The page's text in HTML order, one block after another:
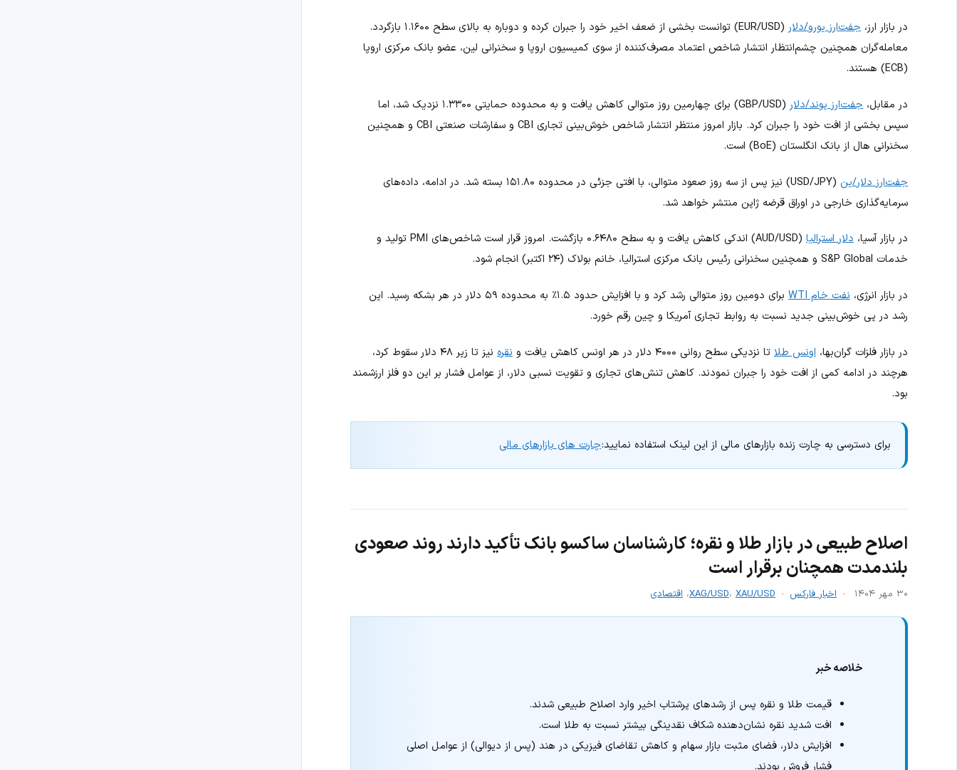
در بازار ارز، جفت‌ارز یورو/دلار
(EUR/USD) توانست بخشی از ضعف اخیر خود را جبران کرده و دوباره به بالای سطح ۱.۱۶۰۰ بازگردد.
معامله‌گران همچنین چشم‌انتظار انتشار شاخص اعتماد مصرف‌کننده از سوی کمیسیون اروپا و سخنرانی لین، عضو بانک مرکزی اروپا
(ECB) هستند.
در مقابل، جفت‌ارز پوند/دلار
(GBP/USD) برای چهارمین روز متوالی کاهش یافت و به محدوده حمایتی ۱.۳۳۰۰ نزدیک شد، اما
سپس بخشی از افت خود را جبران کرد. بازار امروز منتظر انتشار شاخص خوش‌بینی تجاری CBI و سفارشات صنعتی CBI و همچنین
سخنرانی هال از بانک انگلستان (BoE) است.
جفت‌ارز دلار/ین
(USD/JPY) نیز پس از سه روز صعود متوالی، با افتی جزئی در محدوده ۱۵۱.۸۰ بسته شد. در ادامه، داده‌های
سرمایه‌گذاری خارجی در اوراق قرضه ژاپن منتشر خواهد شد.
در بازار آسیا، دلار استرالیا
(AUD/USD) اندکی کاهش یافت و به سطح ۰.۶۴۸۰ بازگشت. امروز قرار است شاخص‌های PMI تولید و
خدمات S&P Global و همچنین سخنرانی رئیس بانک مرکزی استرالیا، خانم بولاک (۲۴ اکتبر) انجام شود.
در بازار انرژی، نفت خام WTI
برای دومین روز متوالی رشد کرد و با افزایش حدود ۱.۵٪ به محدوده ۵۹ دلار در هر بشکه رسید. این
رشد در پی خوش‌بینی جدید نسبت به روابط تجاری آمریکا و چین رقم خورد.
در بازار فلزات گران‌بها، اونس طلا تا نزدیکی سطح روانی ۴۰۰۰ دلار در هر اونس کاهش یافت و نقره
نیز تا زیر ۴۸ دلار سقوط کرد،
هرچند در ادامه کمی از افت خود را جبران نمودند. کاهش تنش‌های تجاری و تقویت نسبی دلار، از عوامل فشار بر این دو فلز ارزشمند
بود.
برای دسترسی به چارت زنده بازارهای مالی از این لینک استفاده نمایید:چارت های بازارهای مالی
اصلاح طبیعی در بازار طلا و نقره؛ کارشناسان ساکسو بانک تأکید دارند روند صعودی
بلندمدت همچنان برقرار است
۳۰ مهر ۱۴۰۴ اخبار فارکس XAG/USD، XAU/USD ، اقتصادی
خلاصه خبر
قیمت طلا و نقره پس از رشدهای پرشتاب اخیر وارد اصلاح طبیعی شدند.
افت شدید نقره نشان‌دهنده شکاف نقدینگی بیشتر نسبت به طلا است.
افزایش دلار، فضای مثبت بازار سهام و کاهش تقاضای فیزیکی در هند (پس از دیوالی) از عوامل اصلی
فشار فروش بودند.